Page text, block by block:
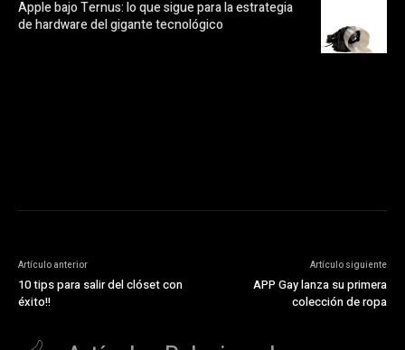
Apple bajo Ternus: lo que sigue para la estrategia
de hardware del gigante tecnológico
Artículo anterior
10 tips para salir del clóset con
éxito!!
Artículo siguiente
APP Gay lanza su primera
colección de ropa